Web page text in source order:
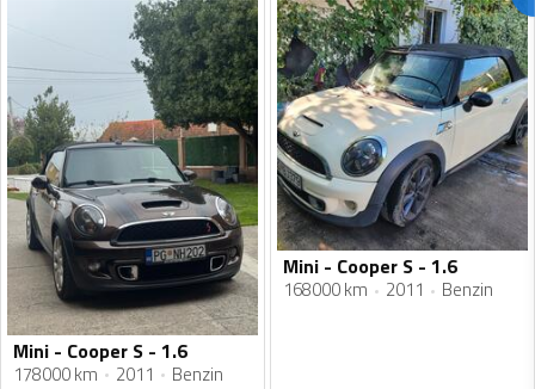
Mini - Cooper S - 1.6
178000 km 2011 Benzin
Mini - Cooper S - 1.6
168000 km 2011 Benzin